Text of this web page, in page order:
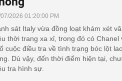
2026 01:20:00 PM
sát Italy vừa đồng loạt khám xét
thời trang xa xỉ, trong đó có Chanel
cuộc điều tra về tình trạng bóc lột
Dù vậy, đến thời điểm hiện tại,
tra hình sự.